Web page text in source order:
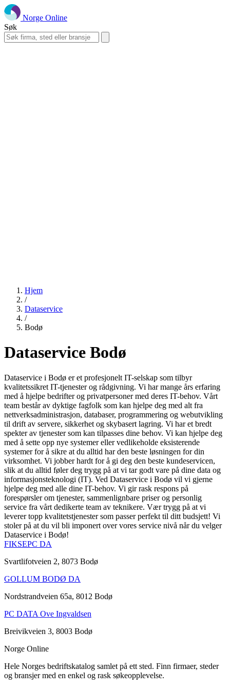
Norge Online
Søk
Hjem
/
Dataservice
/
Bodø
Dataservice Bodø
Dataservice i Bodø er et profesjonelt IT-selskap som tilbyr
kvalitetssikret IT-tjenester og rådgivning. Vi har mange års erfaring
med å hjelpe bedrifter og privatpersoner med deres IT-behov. Vårt
team består av dyktige fagfolk som kan hjelpe deg med alt fra
nettverksadministrasjon, databaser, programmering og webutvikling
til drift av servere, sikkerhet og skybasert lagring. Vi har et bredt
spekter av tjenester som kan tilpasses dine behov. Vi kan hjelpe deg
med å sette opp nye systemer eller vedlikeholde eksisterende
systemer for å sikre at du alltid har den beste løsningen for din
virksomhet. Vi jobber hardt for å gi deg den beste kundeservicen,
slik at du alltid føler deg trygg på at vi tar godt vare på dine data og
informasjonsteknologi (IT). Ved Dataservice i Bodø vil vi gjerne
hjelpe deg med alle dine IT-behov. Vi gir rask respons på
forespørsler om tjenester, sammenlignbare priser og personlig
service fra vårt dedikerte team av teknikere. Vær trygg på at vi
leverer topp kvalitetstjenester som passer perfekt til ditt budsjett! Vi
stoler på at du vil bli imponert over vores service nivå når du velger
Dataservice i Bodø!
FIKSEPC DA
Svartlifotveien 2, 8073 Bodø
GOLLUM BODØ DA
Nordstrandveien 65a, 8012 Bodø
PC DATA Ove Ingvaldsen
Breivikveien 3, 8003 Bodø
Norge Online
Hele Norges bedriftskatalog samlet på ett sted. Finn firmaer, steder
og bransjer med en enkel og rask søkeopplevelse.